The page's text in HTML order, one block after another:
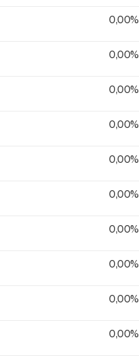
0,00%
0,00%
0,00%
0,00%
0,00%
0,00%
0,00%
0,00%
0,00%
0,00%